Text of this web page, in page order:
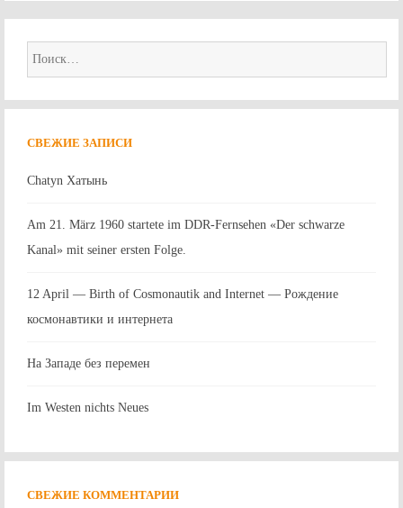
Найти:
СВЕЖИЕ ЗАПИСИ
Chatyn Хатынь
Am 21. März 1960 startete im DDR-Fernsehen «Der schwarze
Kanal» mit seiner ersten Folge.
12 April — Birth of Cosmonautik and Internet — Рождение
космонавтики и интернета
На Западе без перемен
Im Westen nichts Neues
СВЕЖИЕ КОММЕНТАРИИ